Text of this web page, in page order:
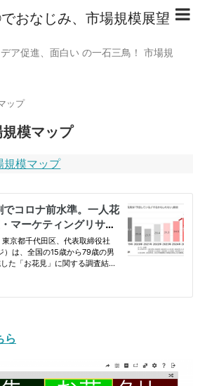
おなじみ、市場規模展望
ア促進、面白い の一石三鳥！ 市場規
ップ
模マップ
規模マップ
ら